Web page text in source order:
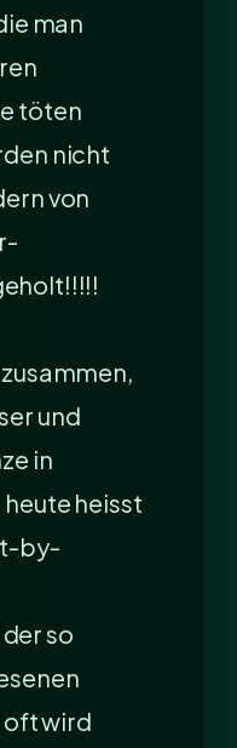
man
töten
nicht
von
und
in
heisst
by-
so
oft wird